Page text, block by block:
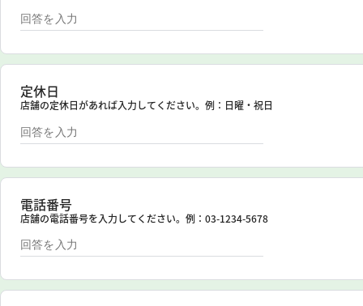
定休日
店舗の定休日があれば入力してください。例：日曜・祝日
電話番号
店舗の電話番号を入力してください。例：03-1234-5678